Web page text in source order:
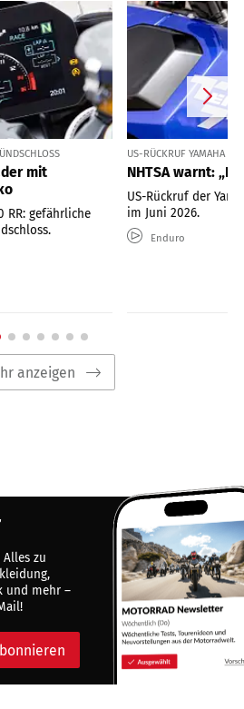
mit
RR: gefährliche
US-RÜCKRUF YAMAHA
NHTSA warnt:
US-Rückruf der
im Juni 2026.
Enduro
anzeigen
Alles zu
und mehr –